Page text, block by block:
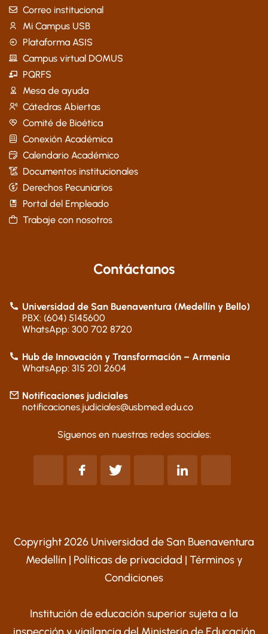
Correo institucional
Mi Campus USB
Plataforma ASIS
Campus virtual DOMUS
PQRFS
Mesa de ayuda
Cátedras Abiertas
Comité de Bioética
Conexión Académica
Calendario Académico
Documentos institucionales
Derechos Pecuniarios
Portal del Empleado
Trabaje con nosotros
Contáctanos
Universidad de San Buenaventura (Medellín y Bello)
PBX: (604) 5145600
WhatsApp: 300 702 8720
Hub de Innovación y Transformación – Armenia
WhatsApp: 315 201 2604
Notificaciones judiciales
notificaciones.judiciales@usbmed.edu.co
Síguenos en nuestras redes sociales:
Copyright 2026 Universidad de San Buenaventura
Medellín | Políticas de privacidad | Términos y
Condiciones
Institución de educación superior sujeta a la